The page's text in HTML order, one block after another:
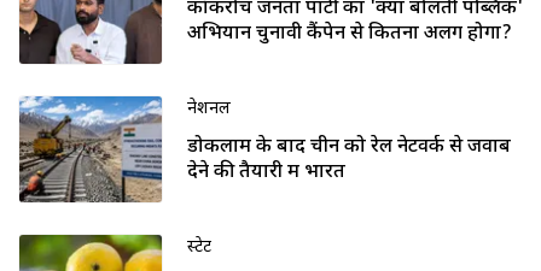
कॉकरोच जनता पार्टी का 'क्या बोलती पब्लिक'
अभियान चुनावी कैंपेन से कितना अलग होगा?
नेशनल
डोकलाम के बाद चीन को रेल नेटवर्क से जवाब
देने की तैयारी में भारत
स्टेट